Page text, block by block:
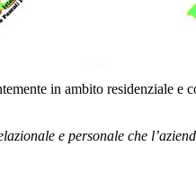
in ambito residenziale
e personale che